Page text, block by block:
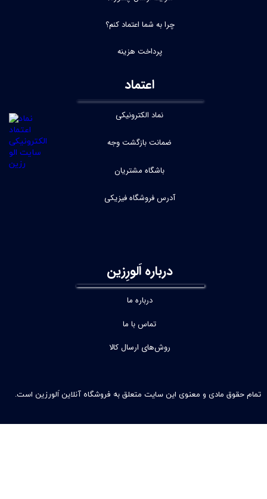
چرا به شما اعتماد کنم؟
پرداخت هزینه
تمام حقوق مادی و معنوی این سایت متعلق به فروشگاه آنلاین اَلورزین است.
اعتماد
نماد الکترونیکی
ضمانت بازگشت وجه
باشگاه مشتریان
آدرس فروشگاه فیزیکی
درباره اَلورِزین
درباره ما
تماس با ما
روش‌های ارسال کالا